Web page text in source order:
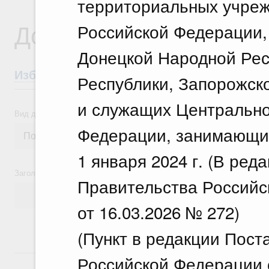
территориальных
Российской
Донецкой Народной
Республики,
и служащих
Федерации,
1 января 2024 г. (В
Правительства
от 16.03.2026 № 272)
(Пункт в редакции
Российской
Документы
Избранные документы со справками к
Вид документа
Заголовок или текст документа
14 июля, вторник